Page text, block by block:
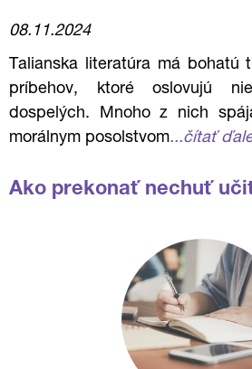
08.11.2024
Talianska literatúra má bohatú
príbehov, ktoré oslovujú
dospelých. Mnoho z nich
morálnym posolstvom...čítať
Ako prekonať nechuť